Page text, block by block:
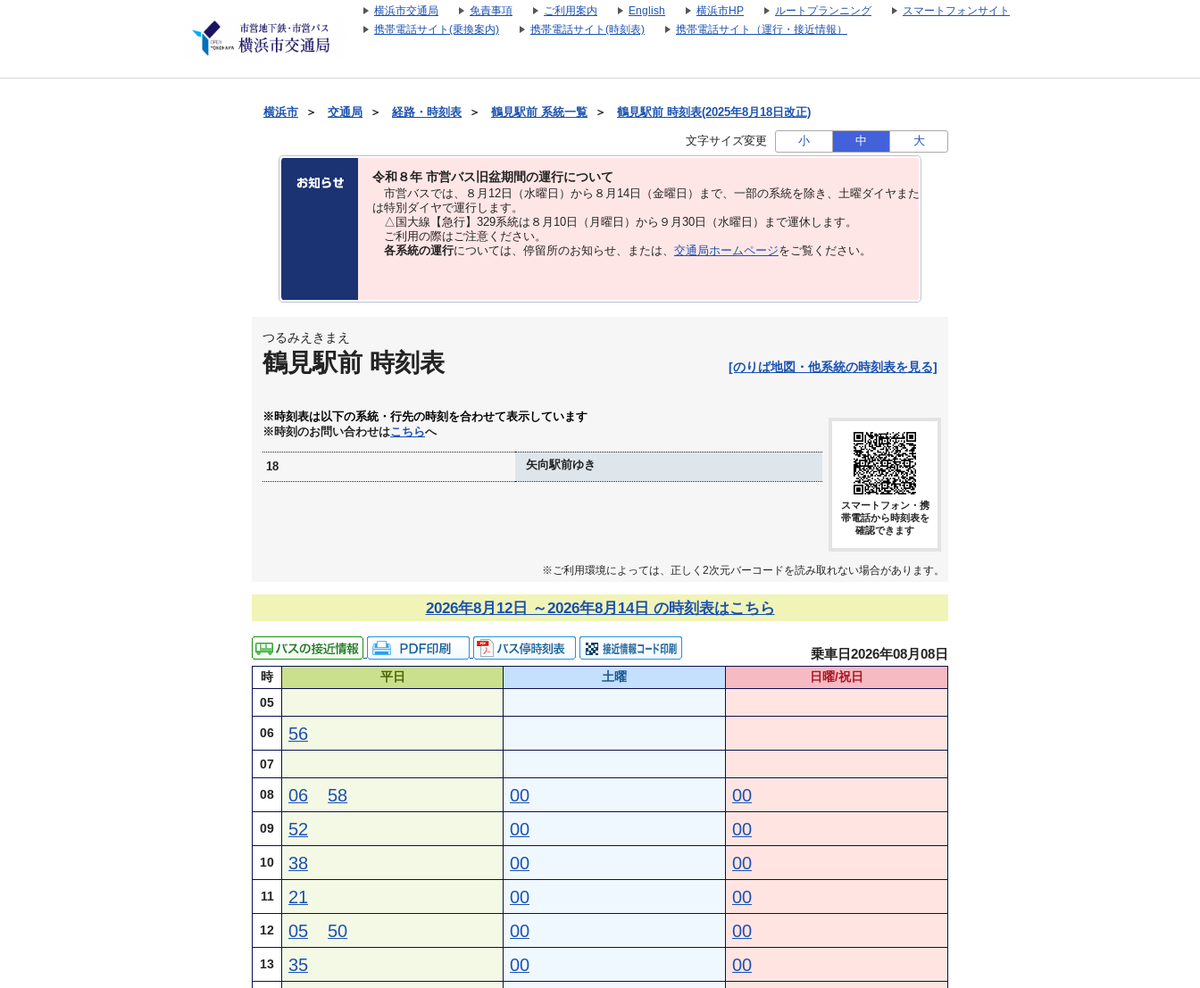
横浜市交通局 免責事項 ご利用案内 English 横浜市HP ルートプランニング
スマートフォンサイト
携帯電話サイト(乗換案内)
携帯電話サイト(時刻表) 携帯電話サイト（運行・接近情報）
横浜市 ＞ 交通局 ＞ 経路・時刻表 ＞ 鶴見駅前 系統一覧 ＞ 鶴見駅前 時刻表(2025年8月18日改正)
文字サイズ変更 小 中 大
令和８年 市営バス旧盆期間の運行について
市営バスでは、８⽉12⽇（水曜日）から８⽉14⽇（金曜日）まで、⼀部の系統を除き、⼟曜ダイヤまた
は特別ダイヤで運⾏します。
△国大線【急行】329系統は８月10日（月曜日）から９月30日（水曜日）まで運休します。
ご利用の際はご注意ください。
各系統の運行については、停留所のお知らせ、または、 交通局ホームページをご覧ください。
つるみえきまえ
鶴見駅前 時刻表 [のりば地図・他系統の時刻表を見る]
※時刻表は以下の系統・行先の時刻を合わせて表示しています
※時刻のお問い合わせはこちらへ
18 矢向駅前ゆき
スマートフォン・携
帯電話から時刻表を
確認できます
※ご利用環境によっては、正しく2次元バーコードを読み取れない場合があります。
2026年8月12日 ～2026年8月14日 の時刻表はこちら
乗車日2026年08月08日
時 平日 土曜
日曜/祝日
05
06 56
07
08 06 58 00 00
09 52 00 00
10 38 00 00
11 21 00 00
12 05 50 00 00
13 35 00 00